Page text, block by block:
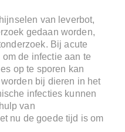
van leverbot,
gedaan worden,
Bij acute
de infectie aan te
op te sporen kan
bij dieren in het
infecties kunnen
van
nu de goede tijd is om